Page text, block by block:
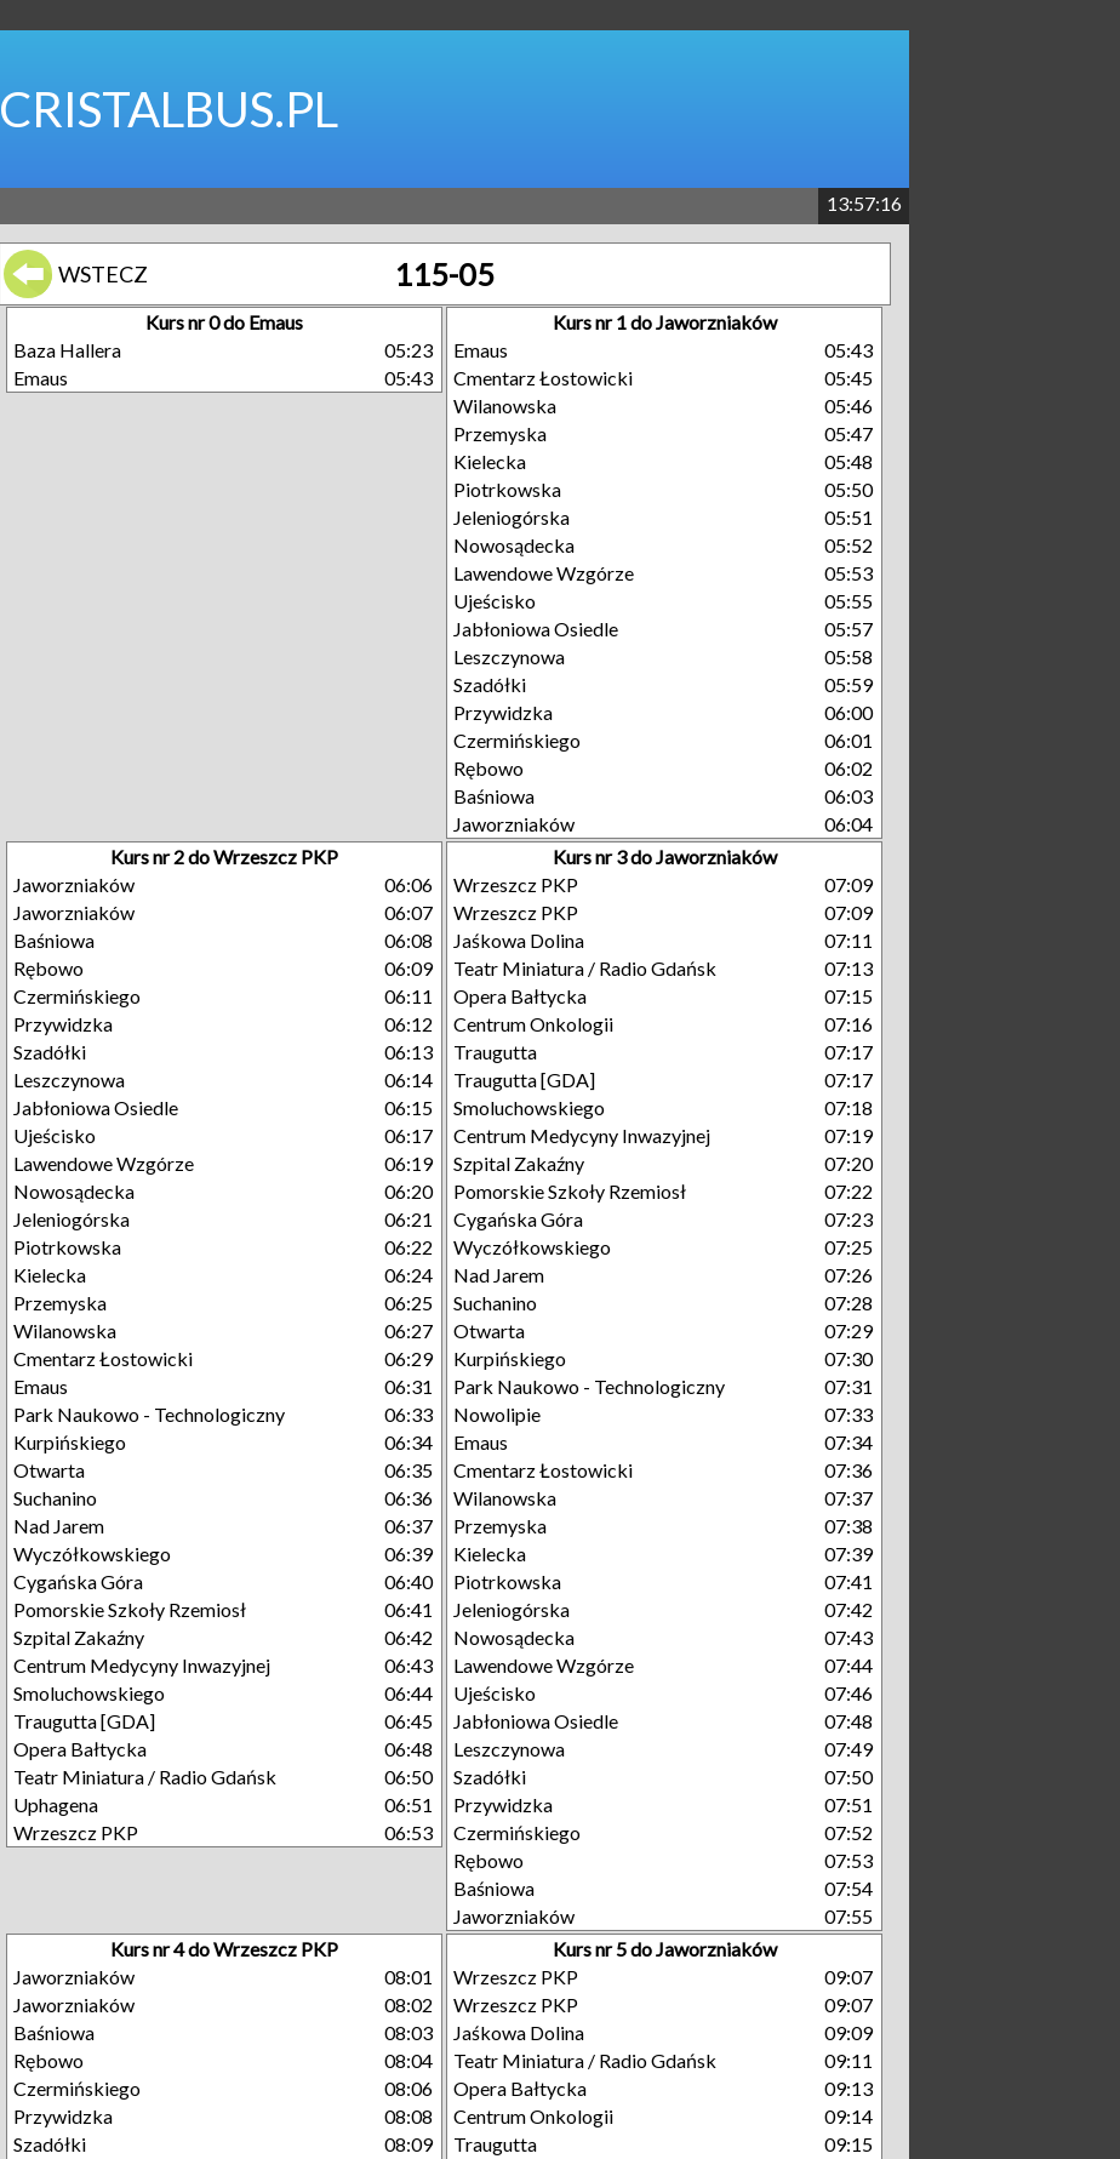
CRISTALBUS.PL
13:57:17
WSTECZ 115-05
Kurs nr 0 do Emaus
Baza Hallera
05:23
Emaus
05:43
Kurs nr 1 do Jaworzniaków
Emaus
05:43
Cmentarz Łostowicki
05:45
Wilanowska
05:46
Przemyska
05:47
Kielecka
05:48
Piotrkowska
05:50
Jeleniogórska
05:51
Nowosądecka
05:52
Lawendowe Wzgórze
05:53
Ujeścisko
05:55
Jabłoniowa Osiedle
05:57
Leszczynowa
05:58
Szadółki
05:59
Przywidzka
06:00
Czermińskiego
06:01
Rębowo
06:02
Baśniowa
06:03
Jaworzniaków
06:04
Kurs nr 2 do Wrzeszcz PKP
Jaworzniaków
06:06
Jaworzniaków
06:07
Baśniowa
06:08
Rębowo
06:09
Czermińskiego
06:11
Przywidzka
06:12
Szadółki
06:13
Leszczynowa
06:14
Jabłoniowa Osiedle
06:15
Ujeścisko
06:17
Lawendowe Wzgórze
06:19
Nowosądecka
06:20
Jeleniogórska
06:21
Piotrkowska
06:22
Kielecka
06:24
Przemyska
06:25
Wilanowska
06:27
Cmentarz Łostowicki
06:29
Emaus
06:31
Park Naukowo - Technologiczny
06:33
Kurpińskiego
06:34
Otwarta
06:35
Suchanino
06:36
Nad Jarem
06:37
Wyczółkowskiego
06:39
Cygańska Góra
06:40
Pomorskie Szkoły Rzemiosł
06:41
Szpital Zakaźny
06:42
Centrum Medycyny Inwazyjnej
06:43
Smoluchowskiego
06:44
Traugutta [GDA]
06:45
Opera Bałtycka
06:48
Teatr Miniatura / Radio Gdańsk
06:50
Uphagena
06:51
Wrzeszcz PKP
06:53
Kurs nr 3 do Jaworzniaków
Wrzeszcz PKP
07:09
Wrzeszcz PKP
07:09
Jaśkowa Dolina
07:11
Teatr Miniatura / Radio Gdańsk
07:13
Opera Bałtycka
07:15
Centrum Onkologii
07:16
Traugutta
07:17
Traugutta [GDA]
07:17
Smoluchowskiego
07:18
Centrum Medycyny Inwazyjnej
07:19
Szpital Zakaźny
07:20
Pomorskie Szkoły Rzemiosł
07:22
Cygańska Góra
07:23
Wyczółkowskiego
07:25
Nad Jarem
07:26
Suchanino
07:28
Otwarta
07:29
Kurpińskiego
07:30
Park Naukowo - Technologiczny
07:31
Nowolipie
07:33
Emaus
07:34
Cmentarz Łostowicki
07:36
Wilanowska
07:37
Przemyska
07:38
Kielecka
07:39
Piotrkowska
07:41
Jeleniogórska
07:42
Nowosądecka
07:43
Lawendowe Wzgórze
07:44
Ujeścisko
07:46
Jabłoniowa Osiedle
07:48
Leszczynowa
07:49
Szadółki
07:50
Przywidzka
07:51
Czermińskiego
07:52
Rębowo
07:53
Baśniowa
07:54
Jaworzniaków
07:55
Kurs nr 4 do Wrzeszcz PKP
Jaworzniaków
08:01
Jaworzniaków
08:02
Baśniowa
08:03
Rębowo
08:04
Czermińskiego
08:06
Przywidzka
08:08
Szadółki
08:09
Kurs nr 5 do Jaworzniaków
Wrzeszcz PKP
09:07
Wrzeszcz PKP
09:07
Jaśkowa Dolina
09:09
Teatr Miniatura / Radio Gdańsk
09:11
Opera Bałtycka
09:13
Centrum Onkologii
09:14
Traugutta
09:15